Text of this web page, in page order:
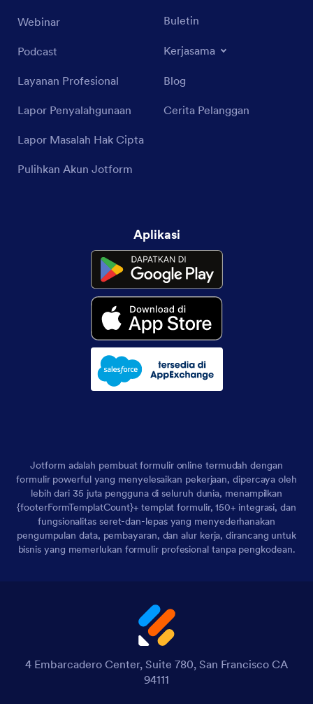
Webinar
Podcast
Layanan Profesional
Lapor Penyalahgunaan
Lapor Masalah Hak Cipta
Pulihkan Akun Jotform
Buletin
Kerjasama
Blog
Cerita Pelanggan
Aplikasi
Jotform adalah pembuat formulir online termudah dengan
formulir powerful yang menyelesaikan pekerjaan, dipercaya oleh
lebih dari 35 juta pengguna di seluruh dunia, menampilkan
{footerFormTemplatCount}+ templat formulir, 150+ integrasi, dan
fungsionalitas seret-dan-lepas yang menyederhanakan
pengumpulan data, pembayaran, dan alur kerja, dirancang untuk
bisnis yang memerlukan formulir profesional tanpa pengkodean.
4 Embarcadero Center, Suite 780, San Francisco CA
94111